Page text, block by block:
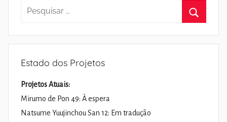
Pesquisar
Estado dos Projetos
Projetos Atuais:
Mirumo de Pon 49: À espera
Natsume Yuujinchou San 12: Em tradução